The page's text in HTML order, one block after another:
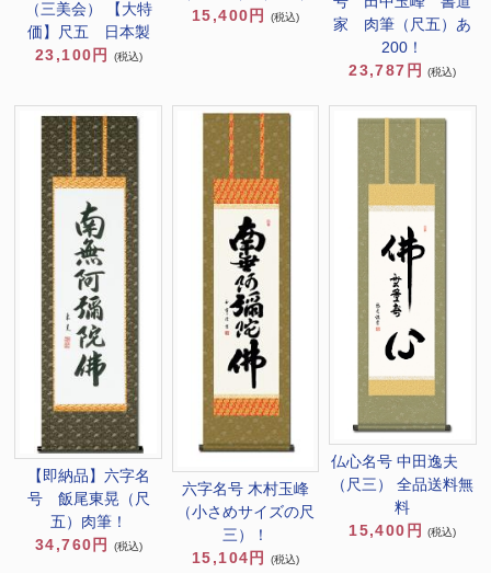
（三美会） 【大特
価】尺五 日本製
23,100円
(税込)
15,400円
(税込)
家 肉筆（尺五）あ
200！
23,787円
(税込)
【即納品】六字名
号 飯尾東晃（尺
五）肉筆！
34,760円
(税込)
六字名号 木村玉峰
（小さめサイズの尺
三）！
15,104円
(税込)
仏心名号 中田逸夫
（尺三） 全品送料無
料
15,400円
(税込)